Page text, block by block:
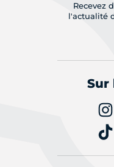
Recevez
l'actualité
Sur